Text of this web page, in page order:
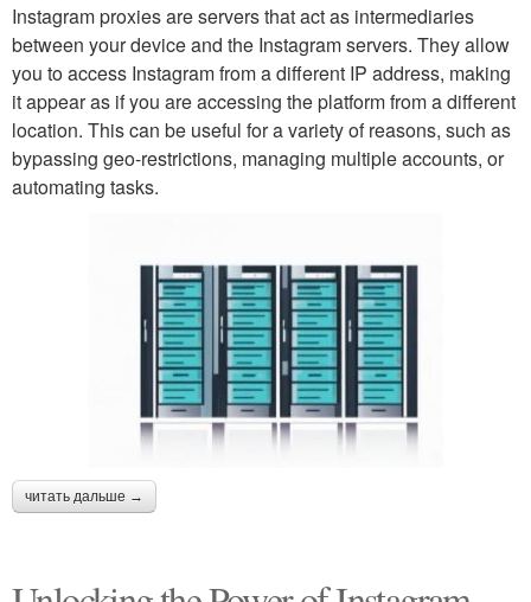
Instagram proxies are servers that act as intermediaries
between your device and the Instagram servers. They allow
you to access Instagram from a different IP address, making
it appear as if you are accessing the platform from a different
location. This can be useful for a variety of reasons, such as
bypassing geo-restrictions, managing multiple accounts, or
automating tasks.
читать дальше →